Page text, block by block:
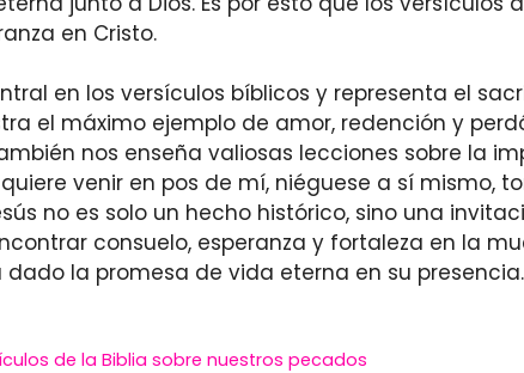
en Cristo.
en los versículos bíblicos y representa el
el máximo ejemplo de amor, redención y
nos enseña valiosas lecciones sobre la
quiere venir en pos de mí, niéguese a sí mismo,
no es solo un hecho histórico, sino una
consuelo, esperanza y fortaleza en la
la promesa de vida eterna en su presencia.
de la Biblia sobre nuestros pecados